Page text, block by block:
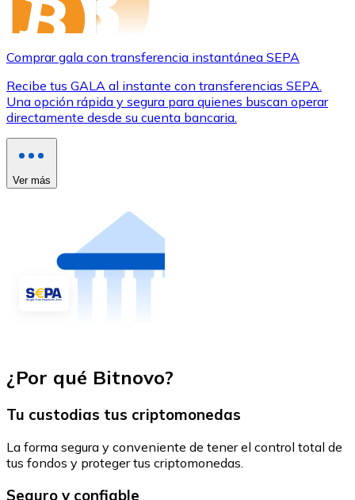
Comprar gala con transferencia instantánea SEPA
Recibe tus GALA al instante con transferencias SEPA.
Una opción rápida y segura para quienes buscan operar
directamente desde su cuenta bancaria.
Ver más
¿Por qué Bitnovo?
Tu custodias tus criptomonedas
La forma segura y conveniente de tener el control total de
tus fondos y proteger tus criptomonedas.
Seguro y confiable